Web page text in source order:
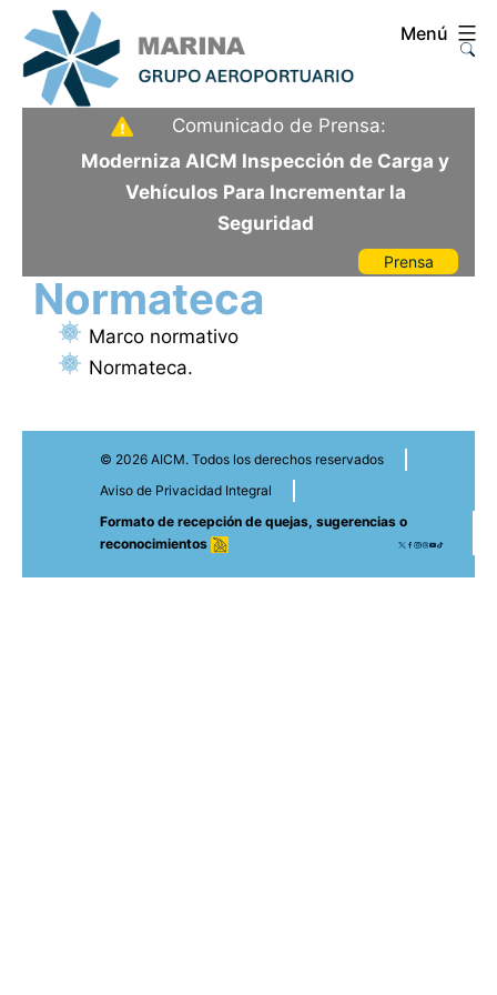
Saltar
al
contenido
Aeropuerto
Internacional
de
México
Menú
Comunicado de Prensa:
Moderniza AICM Inspección de Carga y
Vehículos Para Incrementar la
Seguridad
Prensa
Normateca
Marco normativo
Normateca.
© 2026 AICM. Todos los derechos reservados
Aviso de Privacidad Integral
Formato de recepción de quejas, sugerencias o
reconocimientos